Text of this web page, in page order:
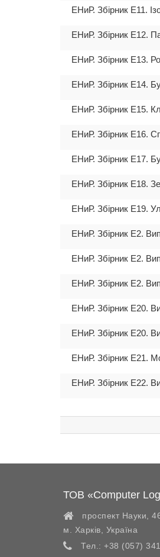
ЕНиР. Збірник Е11.
ЕНиР. Збірник Е12.
ЕНиР. Збірник Е13.
ЕНиР. Збірник Е14.
ЕНиР. Збірник Е15.
ЕНиР. Збірник Е16.
ЕНиР. Збірник Е17.
ЕНиР. Збірник Е18.
ЕНиР. Збірник Е19.
ЕНиР. Збірник Е2.
ЕНиР. Збірник Е2.
ЕНиР. Збірник Е2.
ЕНиР. Збірник Е20.
ЕНиР. Збірник Е20.
ЕНиР. Збірник Е21.
ЕНиР. Збірник Е22.
ТОВ «Computer
проспект Науки,
м. Харків
Україна
Тел.: +38 (057)